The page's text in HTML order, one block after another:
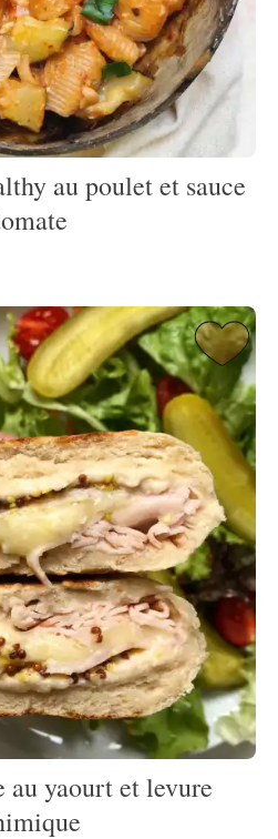
au poulet et sauce
au yaourt et levure